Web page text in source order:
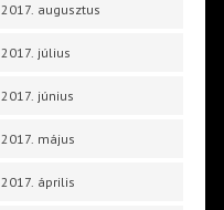
2017. augusztus
2017. július
2017. június
2017. május
2017. április